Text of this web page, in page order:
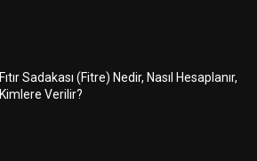
Fıtır Sadakası (Fitre) Nedir, Nasıl Hesaplanır,
Kimlere Verilir?